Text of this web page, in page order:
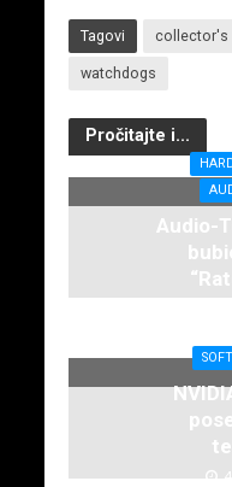
Tagovi collector's
watchdogs
Pročitajte i...
Audio-